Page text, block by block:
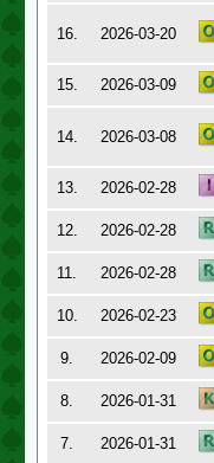
16. 2026-03-20
15. 2026-03-09
14. 2026-03-08
13. 2026-02-28
12.
2026-02-28
11.
2026-02-28
10.
2026-02-23
9.
2026-02-09
8.
2026-01-31
7.
2026-01-31